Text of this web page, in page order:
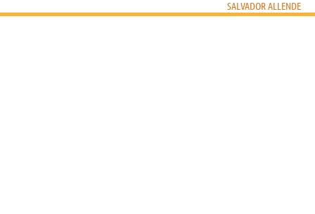
SALVADOR ALLENDE